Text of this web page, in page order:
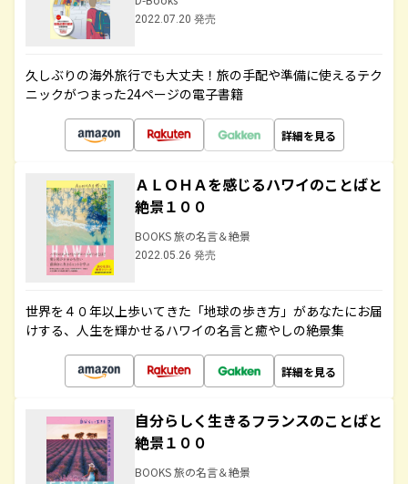
2022.07.20 発売
久しぶりの海外旅行でも大丈夫！旅の手配や準備に使えるテク
ニックがつまった24ページの電子書籍
詳細を見る
ＡＬＯＨＡを感じるハワイのことばと
絶景１００
BOOKS 旅の名言＆絶景
2022.05.26 発売
世界を４０年以上歩いてきた「地球の歩き方」があなたにお届
けする、人生を輝かせるハワイの名言と癒やしの絶景集
詳細を見る
自分らしく生きるフランスのことばと
絶景１００
BOOKS 旅の名言＆絶景